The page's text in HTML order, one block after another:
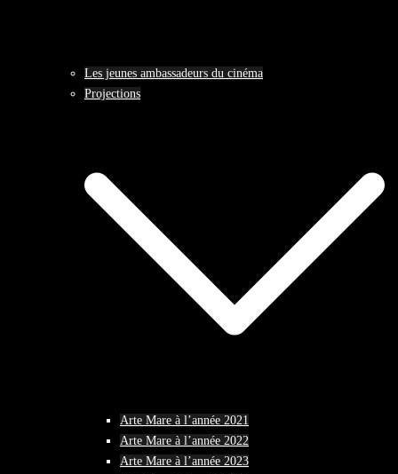
Les jeunes ambassadeurs du cinéma
Projections
Arte Mare à l’année 2021
Arte Mare à l’année 2022
Arte Mare à l’année 2023